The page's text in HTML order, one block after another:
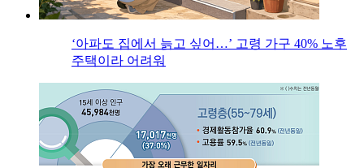
‘아파도 집에서 늙고 싶어…’ 고령 가구 40% 노후
주택이라 어려워